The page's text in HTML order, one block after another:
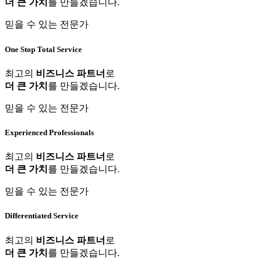
믿을 수 있는 전문가
One Stop Total Service
최고의 비즈니스 파트너 로
더 큰 가치를 만들겠습니다.
믿을 수 있는 전문가
Experienced Professionals
최고의 비즈니스 파트너 로
더 큰 가치를 만들겠습니다.
믿을 수 있는 전문가
Differentiated Service
최고의 비즈니스 파트너 로
더 큰 가치를 만들겠습니다.